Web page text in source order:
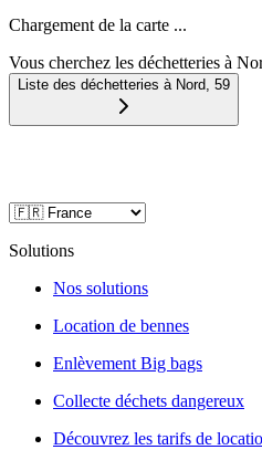
Chargement de la carte ...
Vous cherchez les déchetteries à
Liste des déchetteries à Nord 59
Solutions
Nos solutions
Location de bennes
Enlèvement Big bags
Collecte déchets dangereux
Découvrez les tarifs de